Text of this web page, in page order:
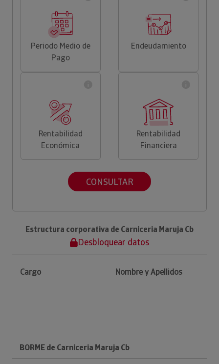
Periodo Medio de
Pago
Endeudamiento
Rentabilidad
Económica
Rentabilidad
Financiera
CONSULTAR
Estructura corporativa de Carniceria Maruja Cb
Desbloquear datos
Cargo Nombre y Apellidos
BORME de Carniceria Maruja Cb